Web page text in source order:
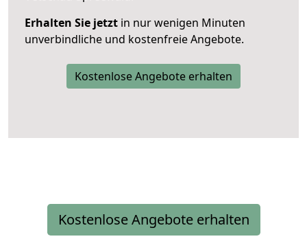
Erhalten Sie jetzt in nur wenigen Minuten
unverbindliche und kostenfreie Angebote.
Kostenlose Angebote erhalten
Kostenlose Angebote erhalten